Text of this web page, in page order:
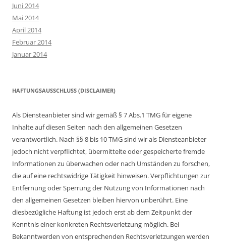
Juni 2014
Mai 2014
April 2014
Februar 2014
Januar 2014
HAFTUNGSAUSSCHLUSS (DISCLAIMER)
Als Diensteanbieter sind wir gemäß § 7 Abs.1 TMG für eigene
Inhalte auf diesen Seiten nach den allgemeinen Gesetzen
verantwortlich. Nach §§ 8 bis 10 TMG sind wir als Diensteanbieter
jedoch nicht verpflichtet, übermittelte oder gespeicherte fremde
Informationen zu überwachen oder nach Umständen zu forschen,
die auf eine rechtswidrige Tätigkeit hinweisen. Verpflichtungen zur
Entfernung oder Sperrung der Nutzung von Informationen nach
den allgemeinen Gesetzen bleiben hiervon unberührt. Eine
diesbezügliche Haftung ist jedoch erst ab dem Zeitpunkt der
Kenntnis einer konkreten Rechtsverletzung möglich. Bei
Bekanntwerden von entsprechenden Rechtsverletzungen werden